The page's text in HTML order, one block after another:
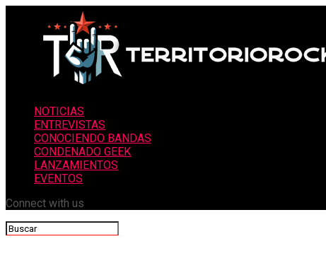
NOTICIAS
ENTREVISTAS
CONOCIENDO BANDAS
CONDENADO GEEK
LANZAMIENTOS
EVENTOS
Connect with us